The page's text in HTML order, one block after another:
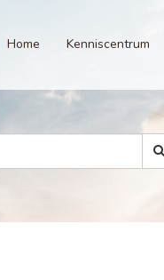
Home Kenniscentrum